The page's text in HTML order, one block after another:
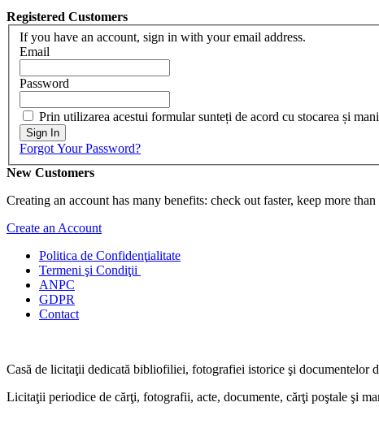
Registered Customers
If you have an account, sign in with your email address.
Email
Password
Prin utilizarea acestui formular sunteți de acord cu stocarea și
Sign In
Forgot Your Password?
New Customers
Creating an account has many benefits: check out faster, keep more
Create an Account
Politica de Confidenţialitate
Termeni şi Condiţii
ANPC
GDPR
Contact
Casă de licitaţii dedicată bibliofiliei, fotografiei istorice şi documentelor
Licitaţii periodice de cărţi, fotografii, acte, documente, cărţi poştale şi